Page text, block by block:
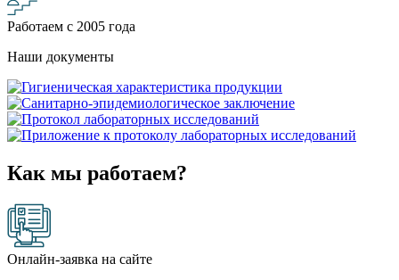
Работаем с 2005 года
Наши документы
Как мы работаем?
Онлайн-заявка на сайте